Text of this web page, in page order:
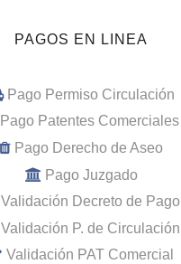
PAGOS EN LINEA
Pago Permiso Circulación
Pago Patentes Comerciales
Pago Derecho de Aseo
Pago Juzgado
Validación Decreto de Pago
Validación P. de Circulación
Validación PAT Comercial